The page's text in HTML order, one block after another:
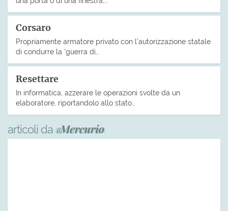
Corsaro
Propriamente armatore privato con l’autorizzazione statale
di condurre la ‘guerra di…
Resettare
In informatica, azzerare le operazioni svolte da un
elaboratore, riportandolo allo stato…
articoli da